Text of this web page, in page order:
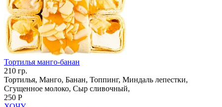
Тортилья манго-банан
210 гр.
Тортилья, Манго, Банан, Топпинг, Миндаль лепестки,
Сгущенное молоко, Сыр сливочный,
250 Р